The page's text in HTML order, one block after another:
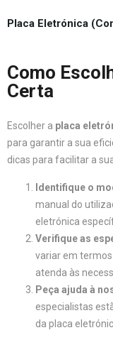
Placa Eletrónica
Como
Certa
Escolher a placa
para garantir a sua
dicas para facilitar a
Identifique o
manual do
eletrónica
Verifique as
variar em
atenda às
Peça ajuda à
especialistas
da placa